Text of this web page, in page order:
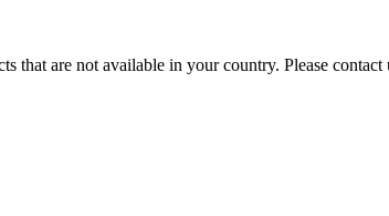
that are not available in your country. Please